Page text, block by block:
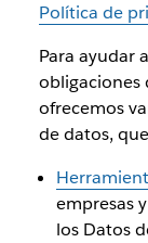
Política de
Para ayudar
obligaciones
ofrecemos
de datos,
empresas
los Datos